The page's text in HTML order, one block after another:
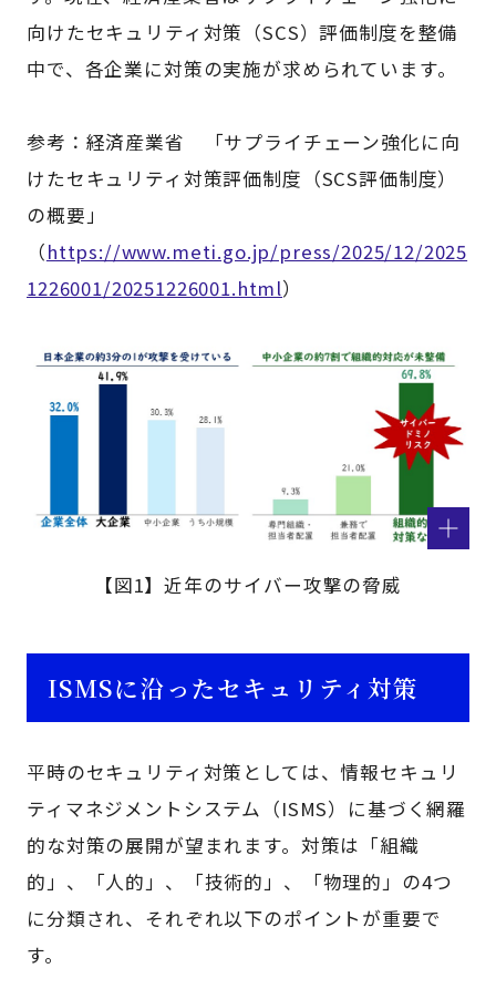
向けたセキュリティ対策（SCS）評価制度を整備
中で、各企業に対策の実施が求められています。
参考：経済産業省 「サプライチェーン強化に向
けたセキュリティ対策評価制度（SCS評価制度）
の概要」
（https://www.meti.go.jp/press/2025/12/2025
1226001/20251226001.html）
【図1】近年のサイバー攻撃の脅威
ISMSに沿ったセキュリティ対策
平時のセキュリティ対策としては、情報セキュリ
ティマネジメントシステム（ISMS）に基づく網羅
的な対策の展開が望まれます。対策は「組織
的」、「人的」、「技術的」、「物理的」の4つ
に分類され、それぞれ以下のポイントが重要で
す。